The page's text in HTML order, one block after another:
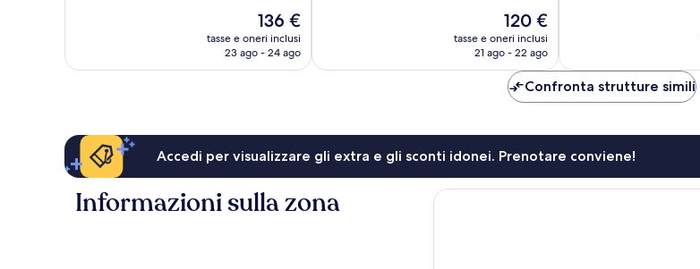
Il
prezzo
attuale
136 €
tasse e oneri inclusi
23 ago - 24 ago
Il
prezzo
attuale
120 €
120 €
tasse e oneri inclusi
21 ago - 22 ago
Confronta strutture simili
Accedi per visualizzare gli extra e gli sconti idonei. Prenotare conviene!
Informazioni sulla zona